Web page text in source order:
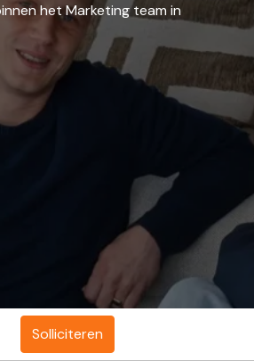
het Marketing team in
Solliciteren